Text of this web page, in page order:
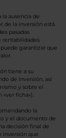
ausencia de
de la inversión está
pasadas
rentabilidades
garantizar que
tiene a su
de Inversión, así
y sobre el
ficha»).
la
y el documento de
decisión final de
inversión que